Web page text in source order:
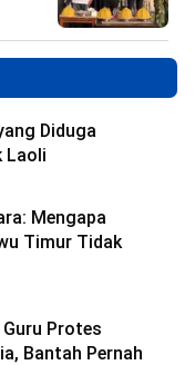
Diduga
Laoli
Mengapa
Timur Tidak
Protes
Bantah Pernah